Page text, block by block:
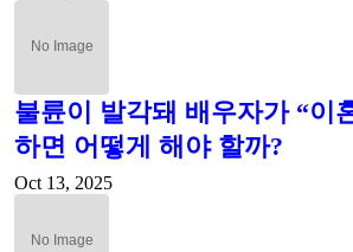
불륜이 발각돼 배우자가 “이
하면 어떻게 해야 할까?
Oct 13, 2025